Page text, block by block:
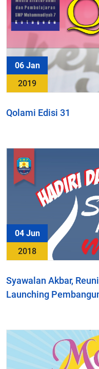
06 Jan
2019
Qolami Edisi 31
04 Jun
2018
Syawalan Akbar,
Launching